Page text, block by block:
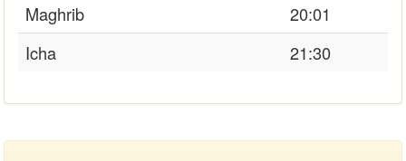
Maghrib
20:01
Icha
21:30